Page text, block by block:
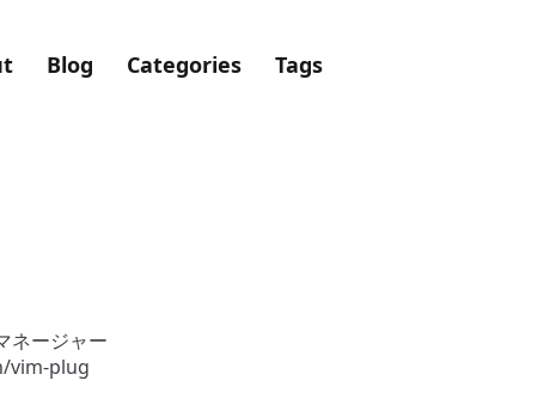
Blog Categories Tags
ネージャー
vim-plug